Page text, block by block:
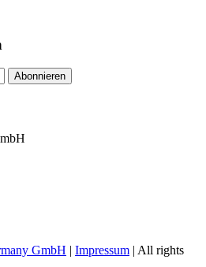
GmbH | Impressum | All rights